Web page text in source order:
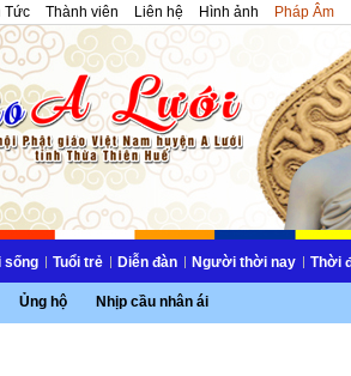
Tức Thành viên Liên hệ Hình ảnh Pháp Âm
Ủng hộ Nhịp cầu nhân ái
Tuổi trẻ Diễn đàn Người thời nay Thời